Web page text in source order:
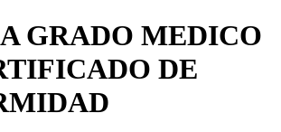
GRADO MEDICO
DE